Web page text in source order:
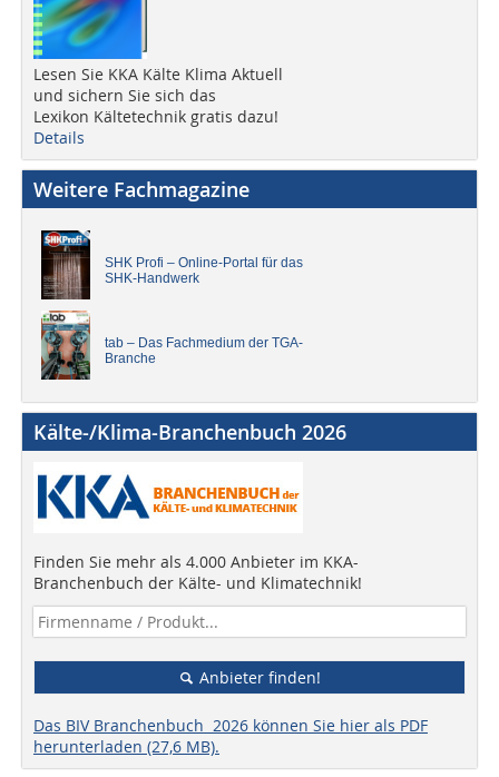
Lesen Sie KKA Kälte Klima Aktuell
und sichern Sie sich das
Lexikon Kältetechnik gratis dazu!
Details
Weitere Fachmagazine
SHK Profi – Online-Portal für das
SHK-Handwerk
tab – Das Fachmedium der TGA-
Branche
Kälte-/Klima-Branchenbuch 2026
Finden Sie mehr als 4.000 Anbieter im KKA-
Branchenbuch der Kälte- und Klimatechnik!
Anbieter finden!
Das BIV Branchenbuch 2026 können Sie hier als PDF
herunterladen (27,6 MB).